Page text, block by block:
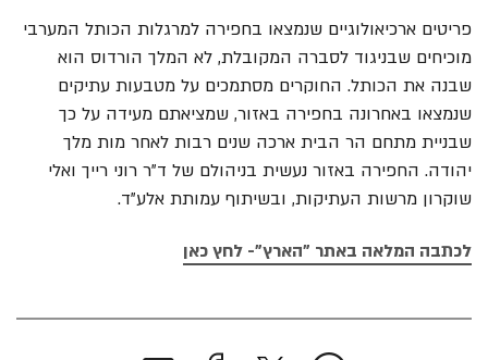
פריטים ארכיאולוגיים שנמצאו בחפירה למרגלות הכותל המערבי
מוכיחים שבניגוד לסברה המקובלת, לא המלך הורדוס הוא
שבנה את הכותל. החוקרים מסתמכים על מטבעות עתיקים
שנמצאו באחרונה בחפירה באזור, שמציאתם מעידה על כך
שבניית מתחם הר הבית ארכה שנים רבות לאחר מות מלך
יהודה. החפירה באזור נעשית בניהולם של ד"ר רוני רייך ואלי
שוקרון מרשות העתיקות, ובשיתוף עמותת אלע"ד.
לכתבה המלאה באתר "הארץ"- לחץ כאן